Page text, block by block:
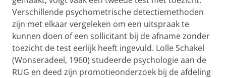
Verschillende psychometrische detectiemethoden
zijn met elkaar vergeleken om een uitspraak te
kunnen doen of een sollicitant bij de afname zonder
toezicht de test eerlijk heeft ingevuld. Lolle Schakel
(Wonseradeel, 1960) studeerde psychologie aan de
RUG en deed zijn promotieonderzoek bij de afdeling